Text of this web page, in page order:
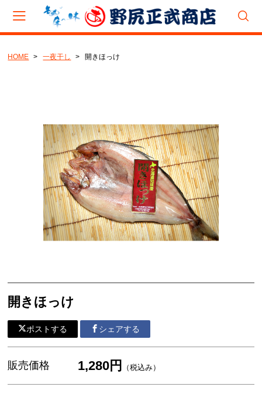
8月企画『旨辛たこジャン』キャンペーン
CATEGORY
いくら・筋子
切り身
帆立・濡れ珍味 他
HOME 一夜干し 開きほっけ
開きほっけ
ポストする シェアする
販売価格 1,280円 （税込み）